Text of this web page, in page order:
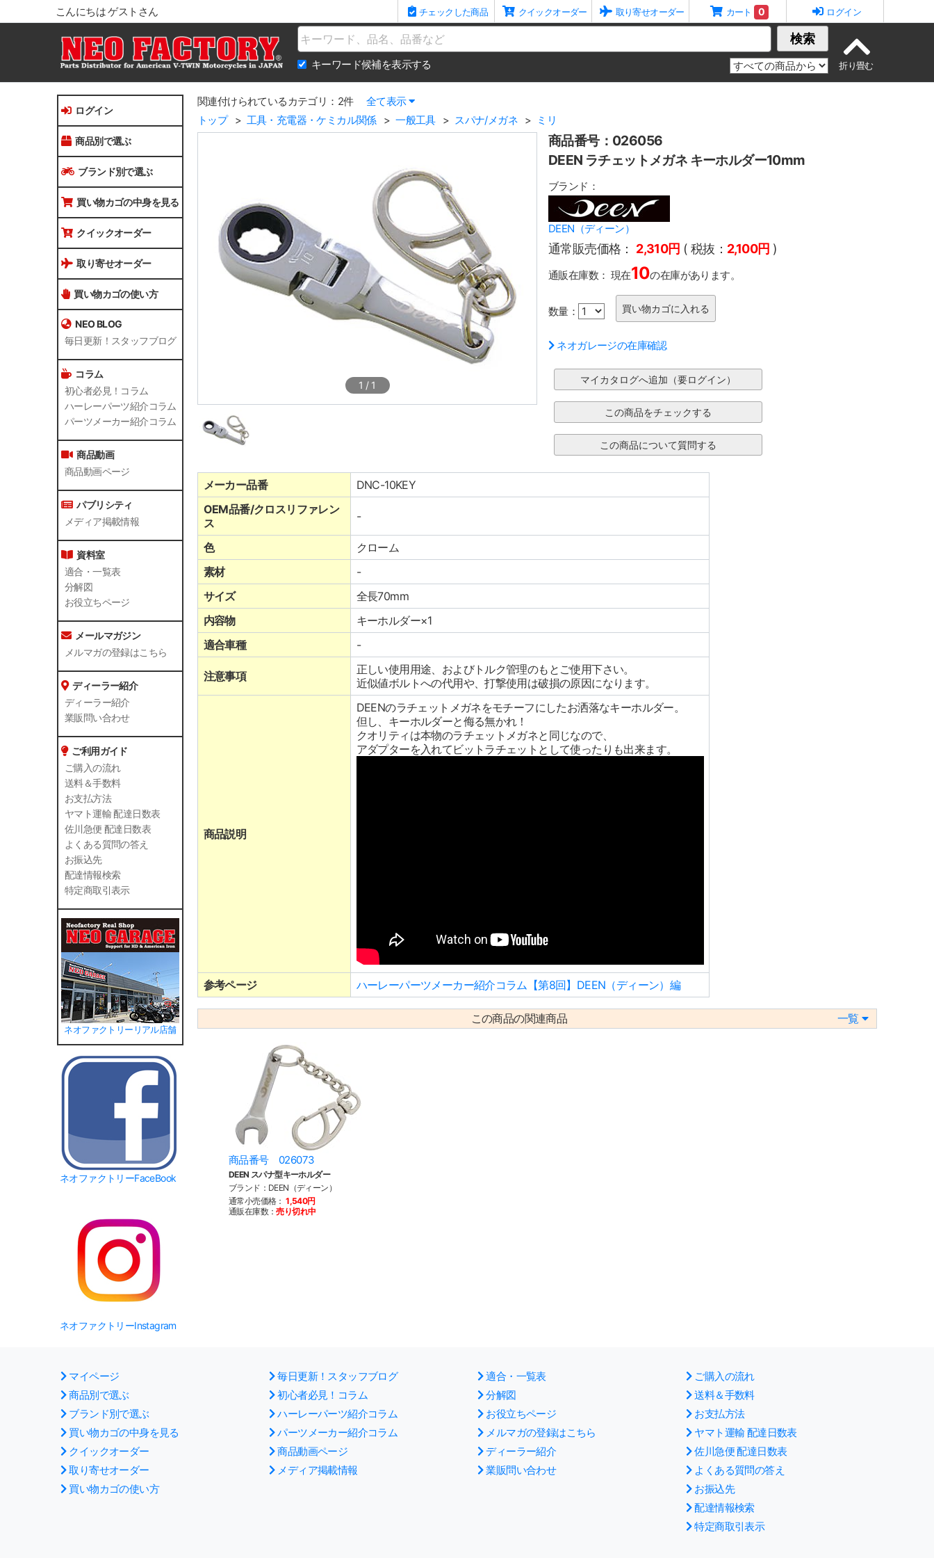
こんにちは ゲストさん チェックした商品 クイックオーダー 取り寄せオーダー カート 0 ログイン
Name 検索
キーワード候補を表示する
ログイン
商品別で選ぶ
ブランド別で選ぶ
買い物カゴの中身を見る
クイックオーダー
取り寄せオーダー
買い物カゴの使い方
NEO BLOG
毎日更新！スタッフブログ
コラム
初心者必見！コラム
ハーレーパーツ紹介コラム
パーツメーカー紹介コラム
商品動画
商品動画ページ
パブリシティ
メディア掲載情報
資料室
適合・一覧表
分解図
お役立ちページ
メールマガジン
メルマガの登録はこちら
ディーラー紹介
ディーラー紹介
業販問い合わせ
ご利用ガイド
ご購入の流れ
送料＆手数料
お支払方法
ヤマト運輸 配達日数表
佐川急便 配達日数表
よくある質問の答え
お振込先
配達情報検索
特定商取引表示
ネオファクトリーリアル店舗
ネオファクトリーFaceBook
ネオファクトリーInstagram
関連付けられているカテゴリ：2件
全て表示
トップ
工具・充電器・ケミカル関係 一般工具 スパナ/メガネ ミリ
1 / 1
商品番号：026056
DEEN ラチェットメガネ キーホルダー10mm
ブランド：
DEEN（ディーン）
通常販売価格： 2,310円 ( 税抜： 2,100円 )
通販在庫数： 現在10の在庫があります。
数量：
ネオガレージの在庫確認
メーカー品番
DNC-10KEY
OEM品番/クロスリファレン
ス
-
色
クローム
素材
-
サイズ
全長70mm
内容物
キーホルダー×1
適合車種
-
注意事項
正しい使用用途、およびトルク管理のもとご使用下さい。
近似値ボルトへの代用や、打撃使用は破損の原因になります。
商品説明
DEENのラチェットメガネをモチーフにしたお洒落なキーホルダー。
但し、キーホルダーと侮る無かれ！
クオリティは本物のラチェットメガネと同じなので、
アダプターを入れてビットラチェットとして使ったりも出来ます。
参考ページ ハーレーパーツメーカー紹介コラム【第8回】DEEN（ディーン）編
この商品の関連商品 一覧
商品番号 026073
DEEN スパナ型キーホルダー
ブランド：DEEN（ディーン）
通常小売価格： 1,540円
通販在庫数：売り切れ中
マイページ
商品別で選ぶ
ブランド別で選ぶ
買い物カゴの中身を見る
クイックオーダー
取り寄せオーダー
買い物カゴの使い方
毎日更新！スタッフブログ
初心者必見！コラム
ハーレーパーツ紹介コラム
パーツメーカー紹介コラム
商品動画ページ
メディア掲載情報
適合・一覧表
分解図
お役立ちページ
メルマガの登録はこちら
ディーラー紹介
業販問い合わせ
ご購入の流れ
送料＆手数料
お支払方法
ヤマト運輸 配達日数表
佐川急便 配達日数表
よくある質問の答え
お振込先
配達情報検索
特定商取引表示